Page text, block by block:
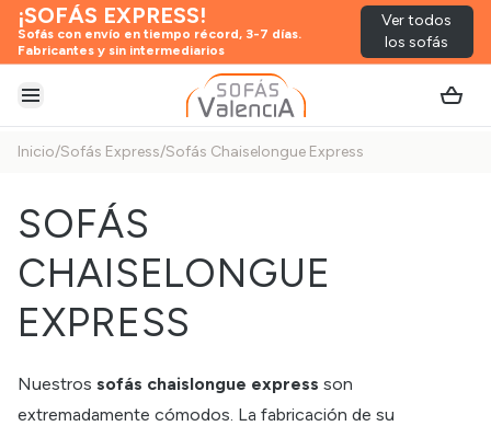
¡SOFÁS EXPRESS!
Sofás con envío en tiempo récord, 3-7 días.
Fabricantes y sin intermediarios
Ver todos
los sofás
Abrir menú
Inicio/Sofás Express/Sofás Chaiselongue Express
SOFÁS
CHAISELONGUE
EXPRESS
Nuestros sofás chaislongue express son
extremadamente cómodos. La fabricación de su